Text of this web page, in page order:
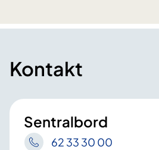
Kontakt
Sentralbord
62 33 30 00